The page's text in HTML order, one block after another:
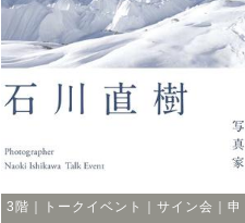
3階｜トークイベント｜サイン会｜申